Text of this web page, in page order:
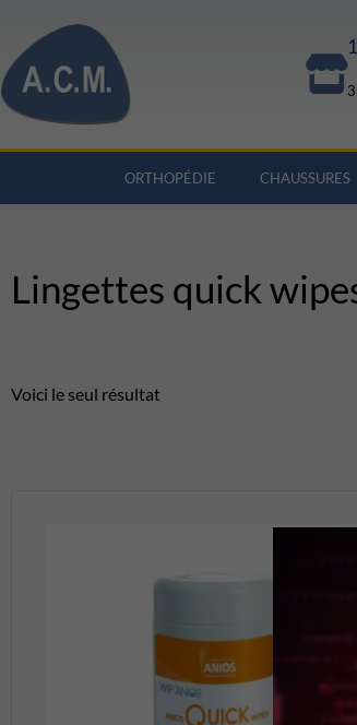
ORTHOPÉDIE CHAUSSURES
Lingettes quick
Voici le seul résultat